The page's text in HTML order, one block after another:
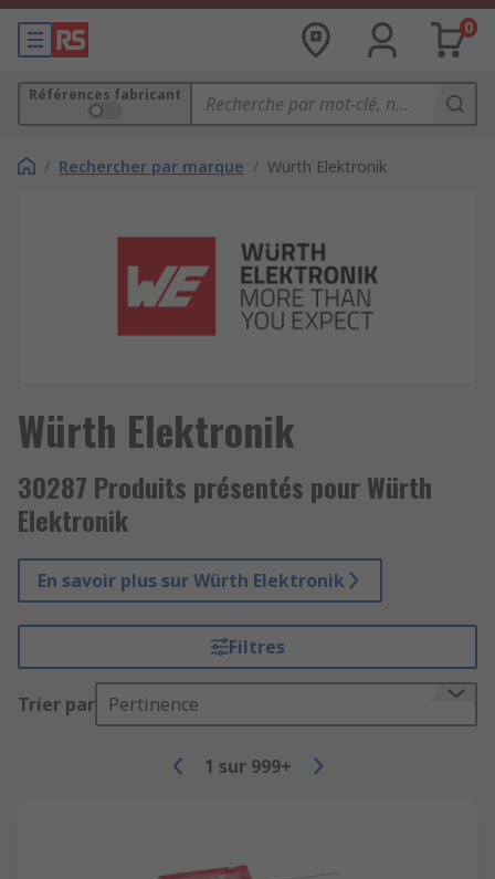
0
Références fabricant
/ Rechercher par marque / Würth Elektronik
Würth Elektronik
30287 Produits présentés pour Würth
Elektronik
En savoir plus sur Würth Elektronik
Filtres
Trier par Pertinence
1 sur 999+